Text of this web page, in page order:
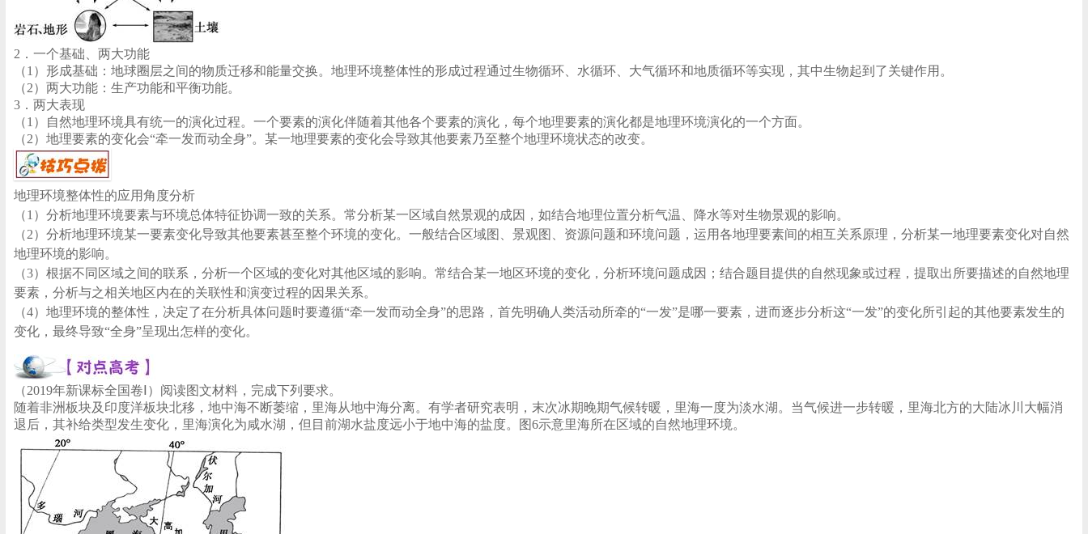
2．一个基础、两大功能
（1）形成基础：地球圈层之间的物质迁移和能量交换。地理环境整体性的形成过程通过生物循环、水循环、大气循环和地质循环等实现，其中生物起到了关键作用。
（2）两大功能：生产功能和平衡功能。
3．两大表现
（1）自然地理环境具有统一的演化过程。一个要素的演化伴随着其他各个要素的演化，每个地理要素的演化都是地理环境演化的一个方面。
（2）地理要素的变化会“牵一发而动全身”。某一地理要素的变化会导致其他要素乃至整个地理环境状态的改变。
地理环境整体性的应用角度分析
（1）分析地理环境要素与环境总体特征协调一致的关系。常分析某一区域自然景观的成因，如结合地理位置分析气温、降水等对生物景观的影响。
（2）分析地理环境某一要素变化导致其他要素甚至整个环境的变化。一般结合区域图、景观图、资源问题和环境问题，运用各地理要素间的相互关系原理，分析某一地理要素变化对自然
地理环境的影响。
（3）根据不同区域之间的联系，分析一个区域的变化对其他区域的影响。常结合某一地区环境的变化，分析环境问题成因；结合题目提供的自然现象或过程，提取出所要描述的自然地理
要素，分析与之相关地区内在的关联性和演变过程的因果关系。
（4）地理环境的整体性，决定了在分析具体问题时要遵循“牵一发而动全身”的思路，首先明确人类活动所牵的“一发”是哪一要素，进而逐步分析这“一发”的变化所引起的其他要素发生的
变化，最终导致“全身”呈现出怎样的变化。
（2019年新课标全国卷Ⅰ）阅读图文材料，完成下列要求。
随着非洲板块及印度洋板块北移，地中海不断萎缩，里海从地中海分离。有学者研究表明，末次冰期晚期气候转暖，里海一度为淡水湖。当气候进一步转暖，里海北方的大陆冰川大幅消
退后，其补给类型发生变化，里海演化为咸水湖，但目前湖水盐度远小于地中海的盐度。图6示意里海所在区域的自然地理环境。